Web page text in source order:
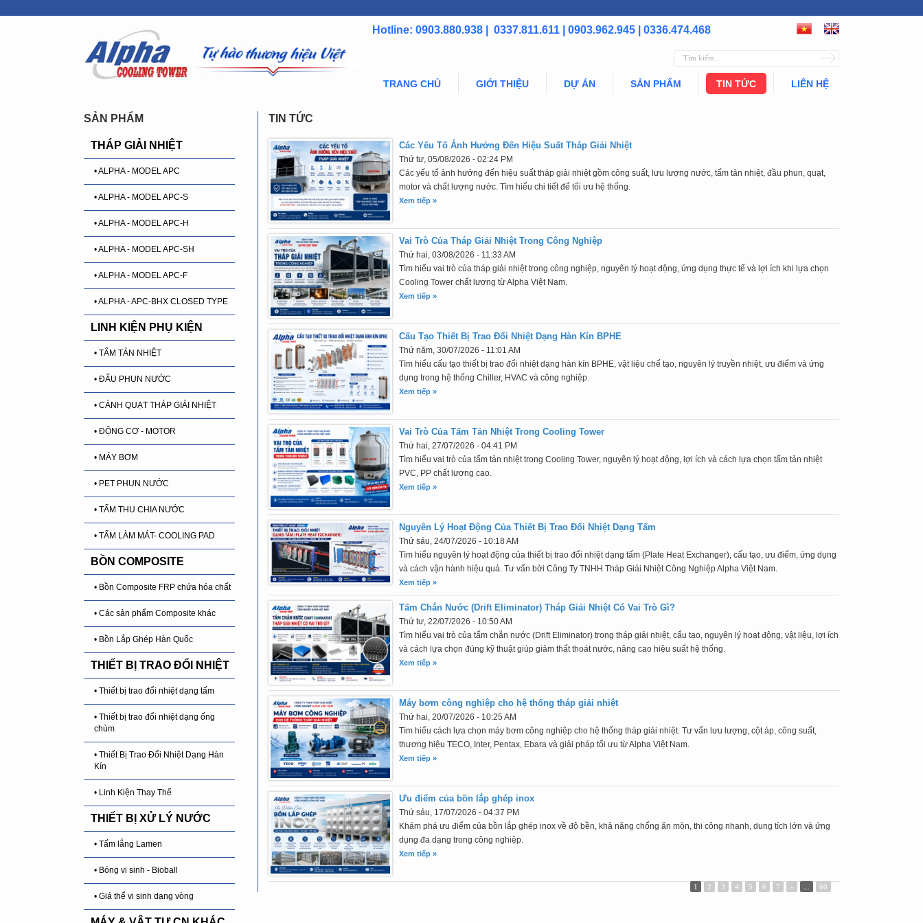
Hotline: 0903.880.938 | 0337.811.611 | 0903.962.945 | 0336.474.468
TRANG CHỦ GIỚI THIỆU DỰ ÁN SẢN PHẨM TIN TỨC LIÊN HỆ
TIN TỨC
Các Yếu Tố Ảnh Hưởng Đến Hiệu Suất Tháp Giải Nhiệt
Thứ tư, 05/08/2026 - 02:24 PM
Các yếu tố ảnh hưởng đến hiệu suất tháp giải nhiệt gồm công suất, lưu lượng nước, tấm tản nhiệt, đầu phun, quạt,
motor và chất lượng nước. Tìm hiểu chi tiết để tối ưu hệ thống.
Xem tiếp »
Vai Trò Của Tháp Giải Nhiệt Trong Công Nghiệp
Thứ hai, 03/08/2026 - 11:33 AM
Tìm hiểu vai trò của tháp giải nhiệt trong công nghiệp, nguyên lý hoạt động, ứng dụng thực tế và lợi ích khi lựa chọn
Cooling Tower chất lượng từ Alpha Việt Nam.
Xem tiếp »
Cấu Tạo Thiết Bị Trao Đổi Nhiệt Dạng Hàn Kín BPHE
Thứ năm, 30/07/2026 - 11:01 AM
Tìm hiểu cấu tạo thiết bị trao đổi nhiệt dạng hàn kín BPHE, vật liệu chế tạo, nguyên lý truyền nhiệt, ưu điểm và ứng
dụng trong hệ thống Chiller, HVAC và công nghiệp.
Xem tiếp »
Vai Trò Của Tấm Tản Nhiệt Trong Cooling Tower
Thứ hai, 27/07/2026 - 04:41 PM
Tìm hiểu vai trò của tấm tản nhiệt trong Cooling Tower, nguyên lý hoạt động, lợi ích và cách lựa chọn tấm tản nhiệt
PVC, PP chất lượng cao.
Xem tiếp »
Nguyên Lý Hoạt Động Của Thiết Bị Trao Đổi Nhiệt Dạng Tấm
Thứ sáu, 24/07/2026 - 10:18 AM
Tìm hiểu nguyên lý hoạt động của thiết bị trao đổi nhiệt dạng tấm (Plate Heat Exchanger), cấu tạo, ưu điểm, ứng dụng
và cách vận hành hiệu quả. Tư vấn bởi Công Ty TNHH Tháp Giải Nhiệt Công Nghiệp Alpha Việt Nam.
Xem tiếp »
Tấm Chắn Nước (Drift Eliminator) Tháp Giải Nhiệt Có Vai Trò Gì?
Thứ tư, 22/07/2026 - 10:50 AM
Tìm hiểu vai trò của tấm chắn nước (Drift Eliminator) trong tháp giải nhiệt, cấu tạo, nguyên lý hoạt động, vật liệu, lợi ích
và cách lựa chọn đúng kỹ thuật giúp giảm thất thoát nước, nâng cao hiệu suất hệ thống.
Xem tiếp »
Máy bơm công nghiệp cho hệ thống tháp giải nhiệt
Thứ hai, 20/07/2026 - 10:25 AM
Tìm hiểu cách lựa chọn máy bơm công nghiệp cho hệ thống tháp giải nhiệt. Tư vấn lưu lượng, cột áp, công suất,
thương hiệu TECO, Inter, Pentax, Ebara và giải pháp tối ưu từ Alpha Việt Nam.
Xem tiếp »
Ưu điểm của bồn lắp ghép inox
Thứ sáu, 17/07/2026 - 04:37 PM
Khám phá ưu điểm của bồn lắp ghép inox về độ bền, khả năng chống ăn mòn, thi công nhanh, dung tích lớn và ứng
dụng đa dạng trong công nghiệp.
Xem tiếp »
1 2 3 4 5 6 7 » 60
SẢN PHẨM
THÁP GIẢI NHIỆT
• ALPHA - MODEL APC
• ALPHA - MODEL APC-S
• ALPHA - MODEL APC-H
• ALPHA - MODEL APC-SH
• ALPHA - MODEL APC-F
• ALPHA - APC-BHX CLOSED TYPE
LINH KIỆN PHỤ KIỆN
• TẤM TẢN NHIỆT
• ĐẤU PHUN NƯỚC
• CÁNH QUẠT THÁP GIẢI NHIỆT
• ĐỘNG CƠ - MOTOR
• MÁY BƠM
• PET PHUN NƯỚC
• TẤM THU CHIA NƯỚC
• TẤM LÀM MÁT- COOLING PAD
BỒN COMPOSITE
• Bồn Composite FRP chứa hóa chất
• Các sản phẩm Composite khác
• Bồn Lắp Ghép Hàn Quốc
THIẾT BỊ TRAO ĐỔI NHIỆT
• Thiết bị trao đổi nhiệt dạng tấm
• Thiết bị trao đổi nhiệt dạng ống
chùm
• Thiết Bị Trao Đổi Nhiệt Dạng Hàn
Kín
• Linh Kiện Thay Thế
THIẾT BỊ XỬ LÝ NƯỚC
• Tấm lắng Lamen
• Bóng vi sinh - Bioball
• Giá thể vi sinh dạng vòng